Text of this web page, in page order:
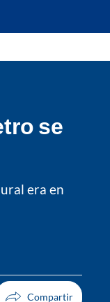
se
era en